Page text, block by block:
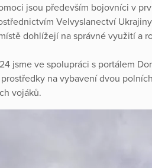
jsou především bojovníci v
Velvyslanectví
dohlížejí na správné využití a
jsme ve spolupráci s portálem
na vybavení dvou
vojáků.